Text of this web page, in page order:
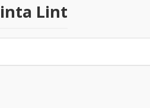
Lint